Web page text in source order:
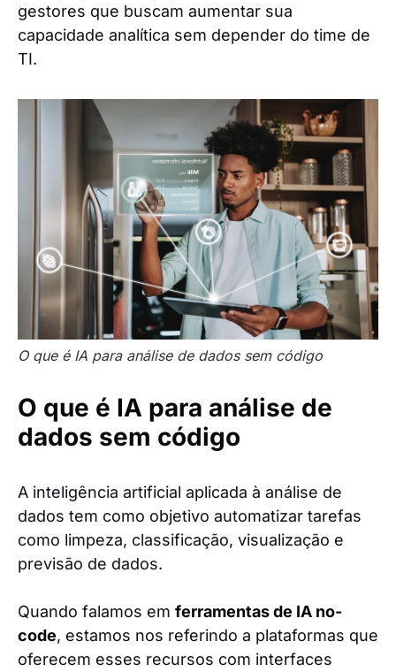
gestores que buscam aumentar sua
capacidade analítica sem depender do time de
TI.
O que é IA para análise de dados sem código
O que é IA para análise de
dados sem código
A inteligência artificial aplicada à análise de
dados tem como objetivo automatizar tarefas
como limpeza, classificação, visualização e
previsão de dados.
Quando falamos em ferramentas de IA no-
code, estamos nos referindo a plataformas que
oferecem esses recursos com interfaces